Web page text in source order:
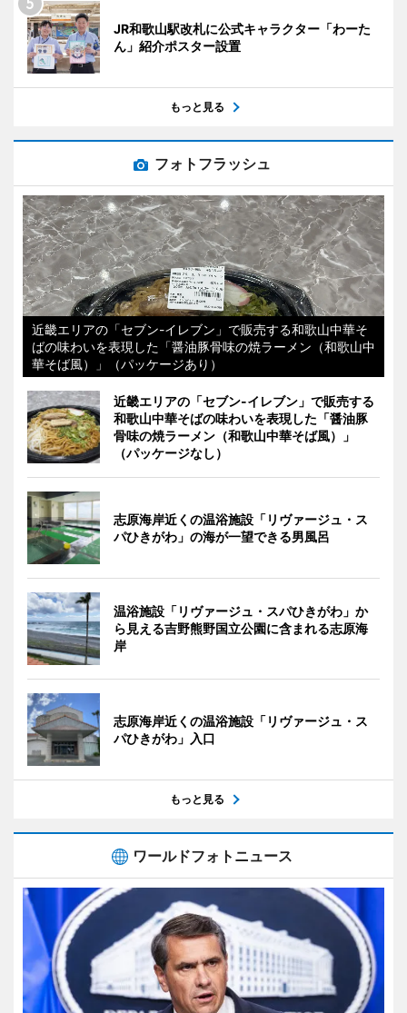
JR和歌山駅改札に公式キャラクター「わーた
ん」紹介ポスター設置
もっと見る
フォトフラッシュ
近畿エリアの「セブン-イレブン」で販売する和歌山中華そ
ばの味わいを表現した「醤油豚骨味の焼ラーメン（和歌山中
華そば風）」（パッケージあり）
近畿エリアの「セブン-イレブン」で販売する
和歌山中華そばの味わいを表現した「醤油豚
骨味の焼ラーメン（和歌山中華そば風）」
（パッケージなし）
志原海岸近くの温浴施設「リヴァージュ・ス
パひきがわ」の海が一望できる男風呂
温浴施設「リヴァージュ・スパひきがわ」か
ら見える吉野熊野国立公園に含まれる志原海
岸
志原海岸近くの温浴施設「リヴァージュ・ス
パひきがわ」入口
もっと見る
ワールドフォトニュース